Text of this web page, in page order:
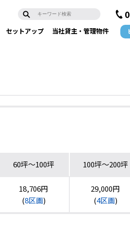
セットアップ 当社貸主・管理物件
60坪〜100坪 100坪〜200坪
18,706円
(8区画)
29,000円
(4区画)